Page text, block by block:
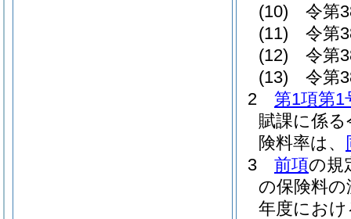
(10)
令第
(11)
令第
(12)
令第
(13)
令第
2
第1項第1
賦課に係
険料率は、
3
前項の規
の保険料
年度にお